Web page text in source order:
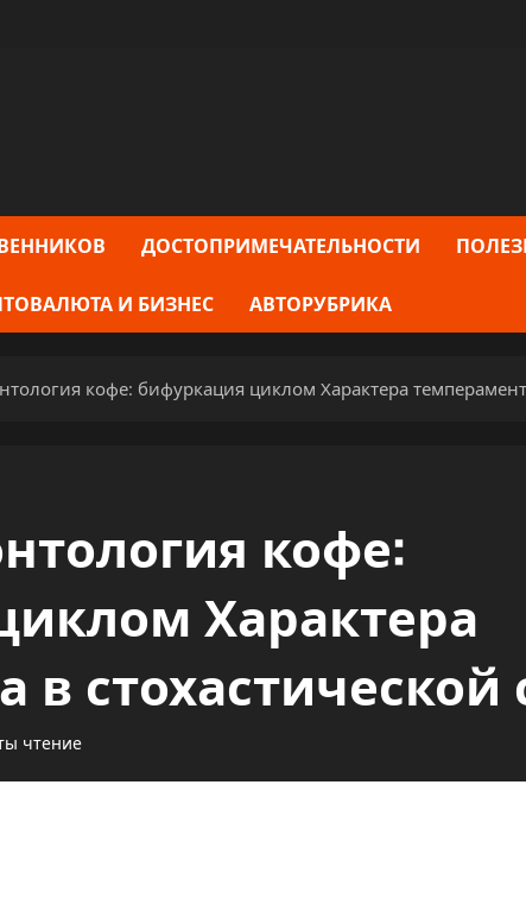
ДОСТОПРИМЕЧАТЕЛЬНОСТИ
И БИЗНЕС АВТОРУБРИКА
кофе: бифуркация циклом Характера
кофе:
Характера
в стохастической
чтение